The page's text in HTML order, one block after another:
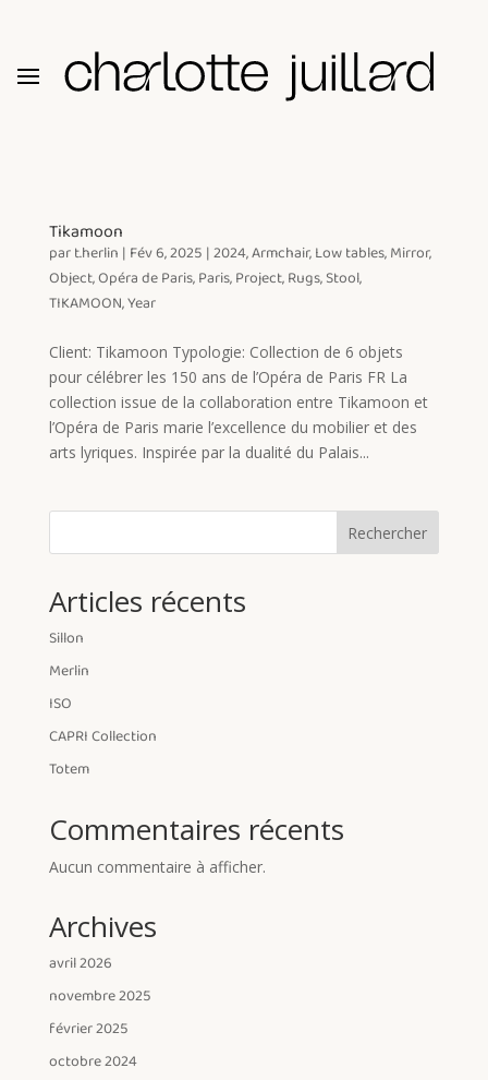
Tikamoon
part.herlin | Fév 6, 2025 |2024,Armchair,Low tables,Mirror,
Object,Opéra de Paris,Paris,Project,Rugs,Stool,
TIKAMOON,Year
Client: Tikamoon Typologie: Collection de 6 objets
pour célébrer les 150 ans de l’Opéra de Paris FR La
collection issue de la collaboration entre Tikamoon et
l’Opéra de Paris marie l’excellence du mobilier et des
arts lyriques. Inspirée par la dualité du Palais...
Rechercher
Articles récents
Sillon
Merlin
ISO
CAPRI Collection
Totem
Commentaires récents
Aucun commentaire à afficher.
Archives
avril 2026
novembre 2025
février 2025
octobre 2024